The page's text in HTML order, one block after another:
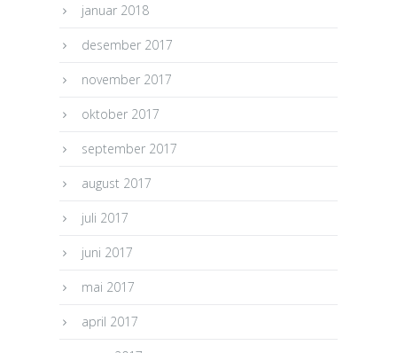
januar 2018
desember 2017
november 2017
oktober 2017
september 2017
august 2017
juli 2017
juni 2017
mai 2017
april 2017